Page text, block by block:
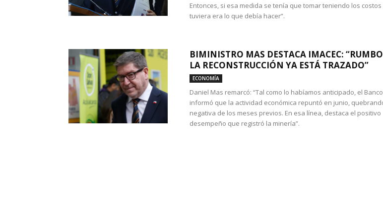
Entonces, si esa medida se tenía que tomar teniendo los costos
tuviera era lo que debía hacer”.
BIMINISTRO MAS DESTACA IMACEC:
LA RECONSTRUCCIÓN YA ESTÁ TRAZADO”
ECONOMÍA
Daniel Mas remarcó: “Tal como lo habíamos anticipado, el
informó que la actividad económica repuntó en junio,
negativa de los meses previos. En esa línea, destaca el positivo
desempeño que registró la minería”.